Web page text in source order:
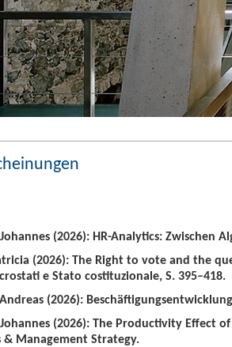
(2026): HR-Analytics: Zwischen
(2026): The Right to vote and the
e Stato costituzionale, S. 395–418.
(2026):
(2026): The Productivity Effect
& Management Strategy.